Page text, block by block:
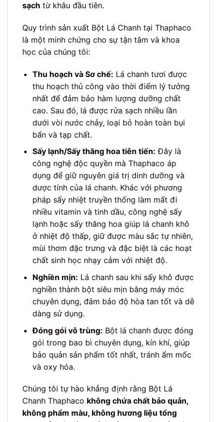
sạch từ khâu đầu tiên.
Quy trình sản xuất Bột Lá Chanh tại Thaphaco
là một minh chứng cho sự tận tâm và khoa
học của chúng tôi:
Thu hoạch và Sơ chế: Lá chanh tươi được
thu hoạch thủ công vào thời điểm lý tưởng
nhất để đảm bảo hàm lượng dưỡng chất
cao. Sau đó, lá được rửa sạch nhiều lần
dưới vòi nước chảy, loại bỏ hoàn toàn bụi
bẩn và tạp chất.
Sấy lạnh/Sấy thăng hoa tiên tiến: Đây là
công nghệ độc quyền mà Thaphaco áp
dụng để giữ nguyên giá trị dinh dưỡng và
dược tính của lá chanh. Khác với phương
pháp sấy nhiệt truyền thống làm mất đi
nhiều vitamin và tinh dầu, công nghệ sấy
lạnh hoặc sấy thăng hoa giúp lá chanh khô
ở nhiệt độ thấp, giữ được màu sắc tự nhiên,
mùi thơm đặc trưng và đặc biệt là các hoạt
chất sinh học nhạy cảm với nhiệt độ.
Nghiền mịn: Lá chanh sau khi sấy khô được
nghiền thành bột siêu mịn bằng máy móc
chuyên dụng, đảm bảo độ hòa tan tốt và dễ
dàng sử dụng.
Đóng gói vô trùng: Bột lá chanh được đóng
gói trong bao bì chuyên dụng, kín khí, giúp
bảo quản sản phẩm tốt nhất, tránh ẩm mốc
và oxy hóa.
Chúng tôi tự hào khẳng định rằng Bột Lá
Chanh Thaphaco không chứa chất bảo quản,
không phẩm màu, không hương liệu tổng